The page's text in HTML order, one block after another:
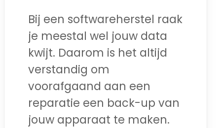
Bij een softwareherstel raak
je meestal wel jouw data
kwijt. Daarom is het altijd
verstandig om
voorafgaand aan een
reparatie een back-up van
jouw apparaat te maken.